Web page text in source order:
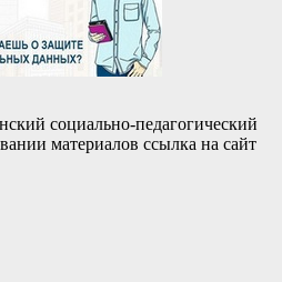
социально-педагогический
материалов ссылка на сайт